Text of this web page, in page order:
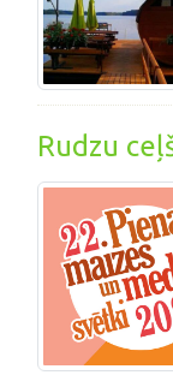
Rudzu